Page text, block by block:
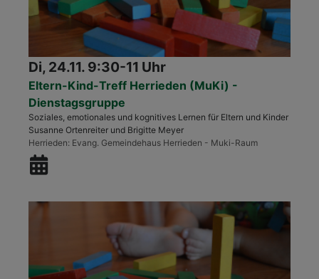
Di, 24.11. 9:30-11 Uhr
Eltern-Kind-Treff Herrieden (MuKi) -
Dienstagsgruppe
Soziales, emotionales und kognitives Lernen für Eltern und Kinder
Susanne Ortenreiter und Brigitte Meyer
Herrieden Evang. Gemeindehaus Herrieden - Muki-Raum